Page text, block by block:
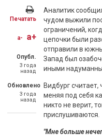
Печатать
a- a+
Опубл.
3 года
назад
Обновлено
3 года
назад
Аналитик
чудом выжили
ограничений,
цепочки были
отправили в
Запад был
иными
Видбург
меняя под себя
никто не верит,
прислушиваются.
"Мне больше